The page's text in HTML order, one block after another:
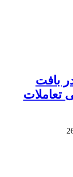
بافت
تعاملات